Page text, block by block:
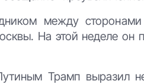
между
На этой неделе он
Трамп выразил